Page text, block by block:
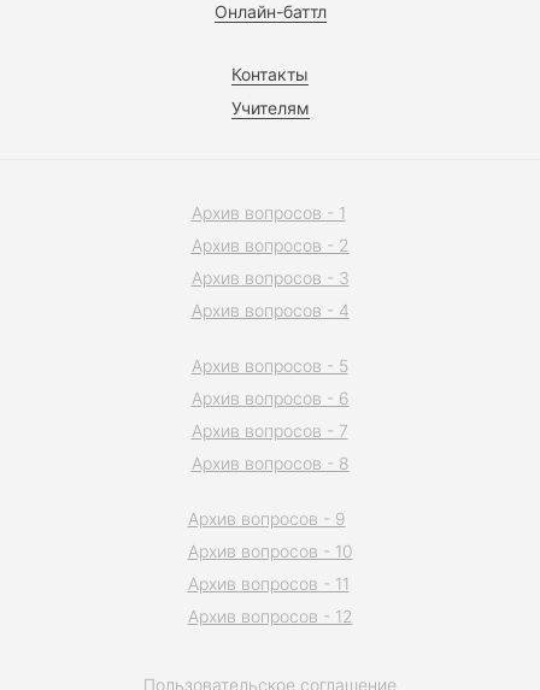
Онлайн-баттл
Контакты
Учителям
Пользовательское соглашение
Архив вопросов - 1
Архив вопросов - 2
Архив вопросов - 3
Архив вопросов - 4
Архив вопросов - 5
Архив вопросов - 6
Архив вопросов - 7
Архив вопросов - 8
Архив вопросов - 9
Архив вопросов - 10
Архив вопросов - 11
Архив вопросов - 12